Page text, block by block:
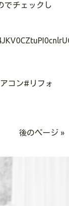
でチェックし
コン#リフォ
後のページ »